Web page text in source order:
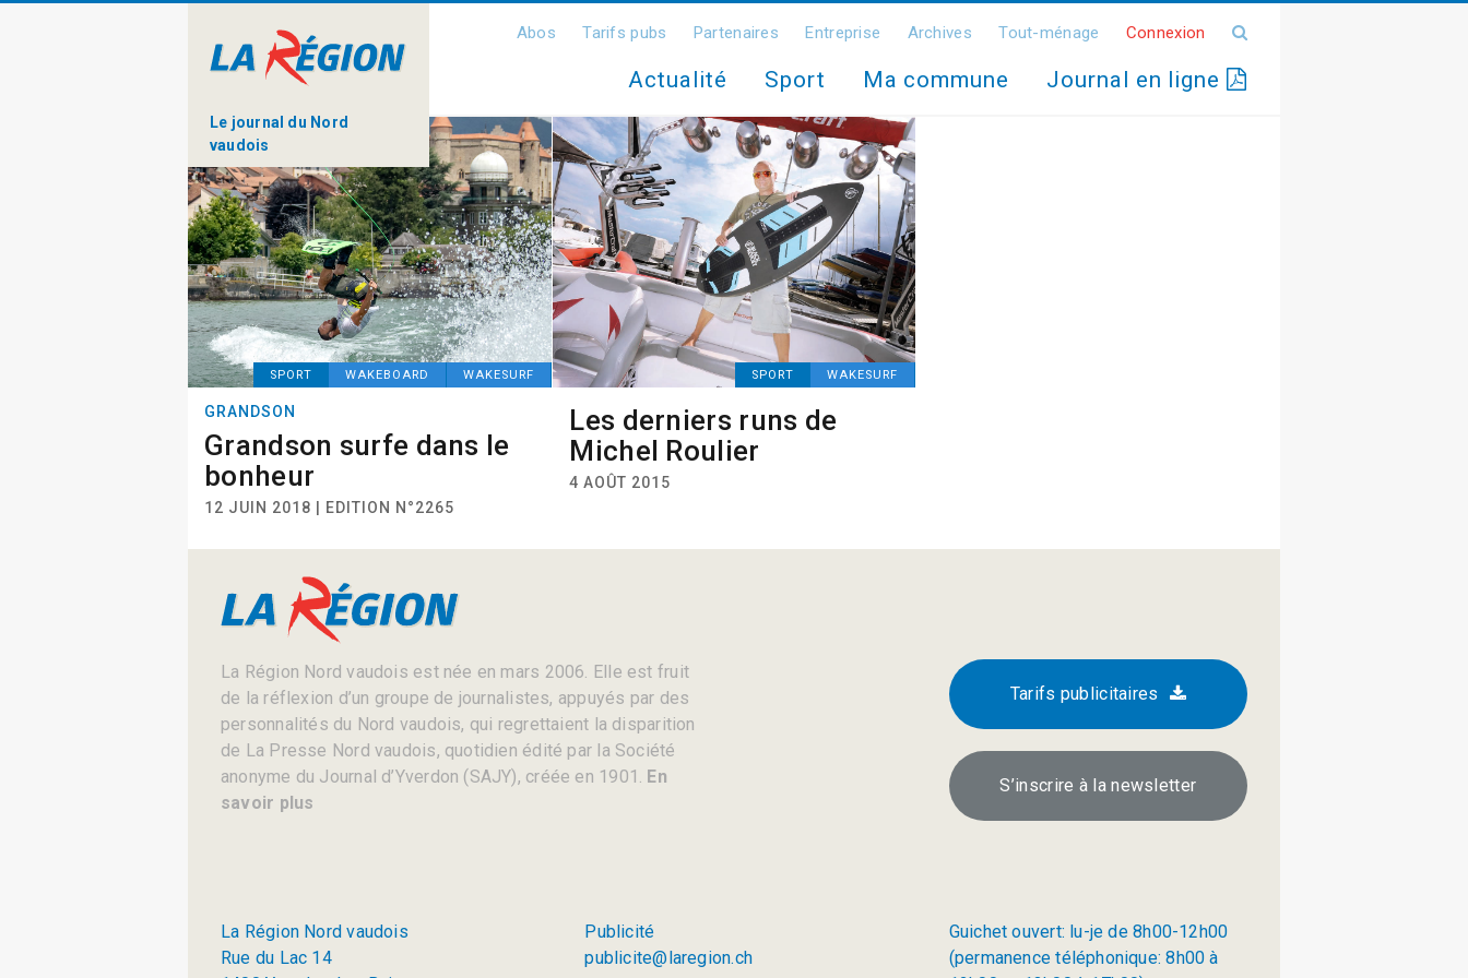
Le journal du Nord
vaudois
Abos Tarifs pubs Partenaires Entreprise Archives Tout-ménage Connexion
Actualité Sport Ma commune Journal en ligne
SPORT WAKEBOARD WAKESURF
GRANDSON
Grandson surfe dans le
bonheur
12 JUIN 2018 | EDITION N°2265
SPORT WAKESURF
Les derniers runs de
Michel Roulier
4 AOÛT 2015
La Région Nord vaudois est née en mars 2006. Elle est fruit
de la réflexion d’un groupe de journalistes, appuyés par des
personnalités du Nord vaudois, qui regrettaient la disparition
de La Presse Nord vaudois, quotidien édité par la Société
anonyme du Journal d’Yverdon (SAJY), créée en 1901. En
savoir plus
Tarifs publicitaires
S’inscrire à la newsletter
La Région Nord vaudois
Rue du Lac 14
Publicité
publicite@laregion.ch
Guichet ouvert: lu-je de 8h00-12h00
(permanence téléphonique: 8h00 à